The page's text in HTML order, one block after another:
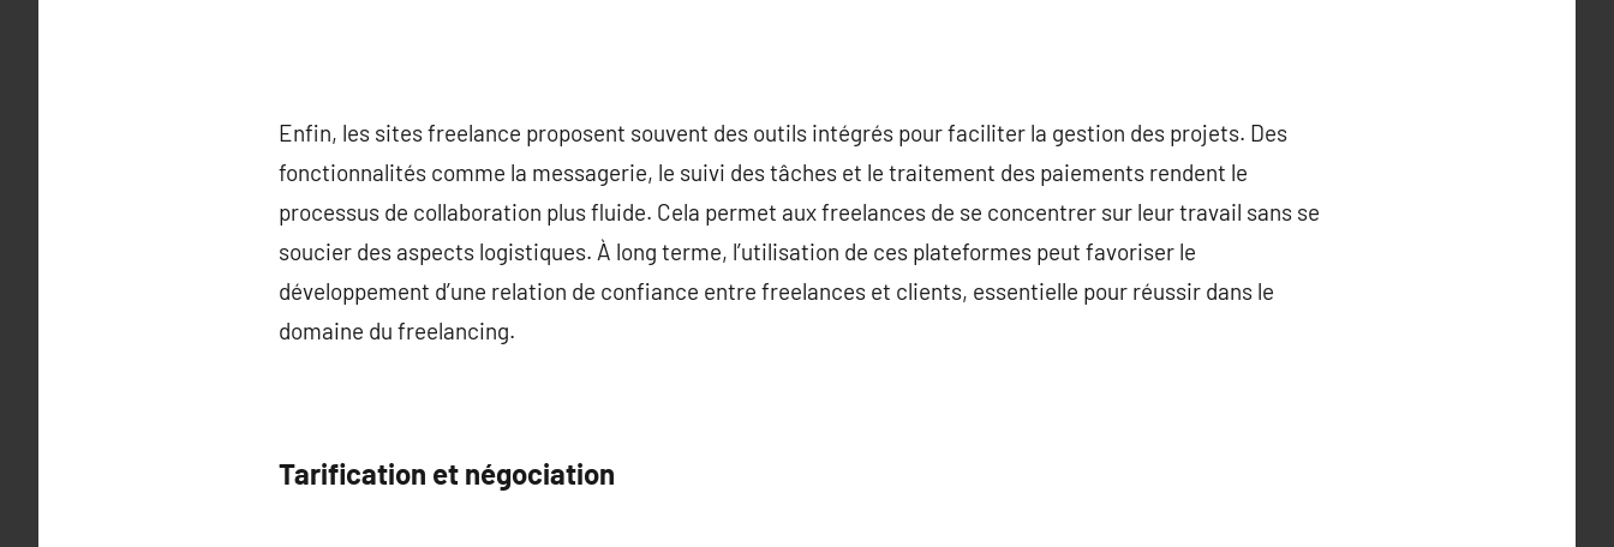
Enfin, les sites freelance proposent souvent des outils intégrés pour faciliter la gestion des projets. Des
fonctionnalités comme la messagerie, le suivi des tâches et le traitement des paiements rendent le
processus de collaboration plus fluide. Cela permet aux freelances de se concentrer sur leur travail sans se
soucier des aspects logistiques. À long terme, l’utilisation de ces plateformes peut favoriser le
développement d’une relation de confiance entre freelances et clients, essentielle pour réussir dans le
domaine du freelancing.
Tarification et négociation